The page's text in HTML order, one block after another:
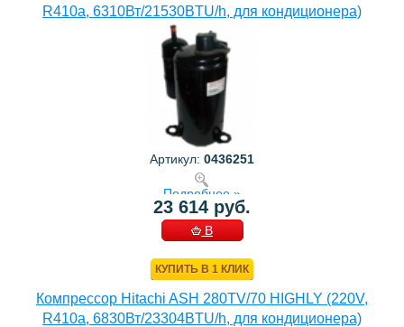
R410a, 6310Вт/21530BTU/h, для кондиционера)
Артикул: 0436251
Подробнее »
23 614 руб.
В
КУПИТЬ В 1 КЛИК
Компрессор Hitachi ASH 280TV/70 HIGHLY (220V,
R410a, 6830Вт/23304BTU/h, для кондиционера)